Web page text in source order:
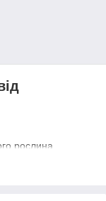
рослина
хворобам і